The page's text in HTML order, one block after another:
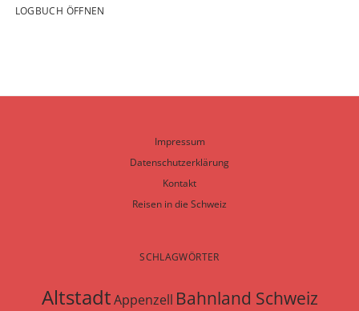
LOGBUCH ÖFFNEN
Impressum
Datenschutzerklärung
Kontakt
Reisen in die Schweiz
SCHLAGWÖRTER
AltstadtAppenzell Bahnland Schweiz